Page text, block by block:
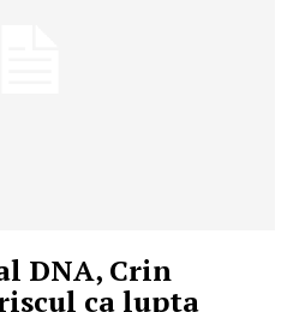
DNA, Crin
ca lupta